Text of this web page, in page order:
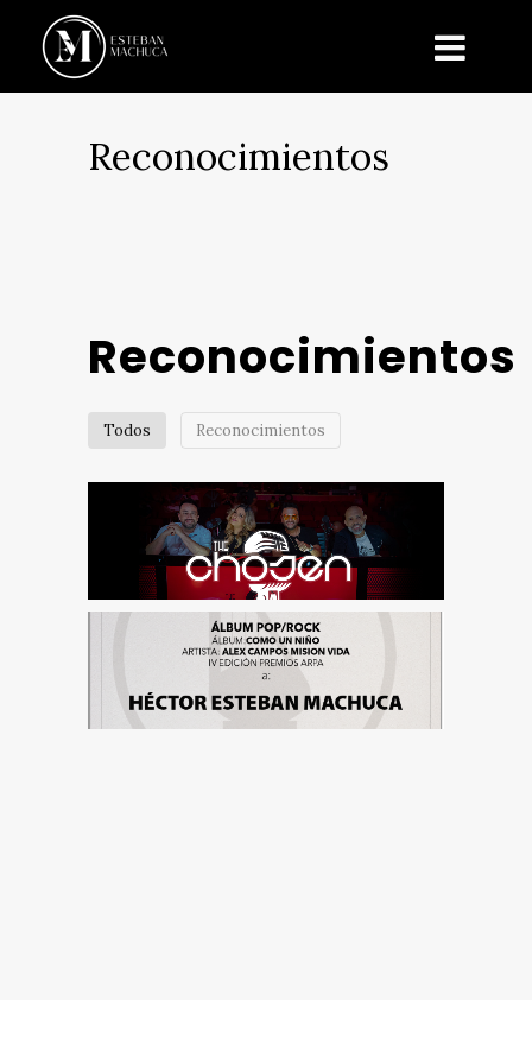
Reconocimientos
Reconocimientos
Todos Reconocimientos